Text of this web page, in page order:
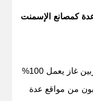
كمصانع الإسمنت
في سابقة من نوعها حول العالم، نجح اختبار توربين غاز يعمل 100%
من مواقع عدة